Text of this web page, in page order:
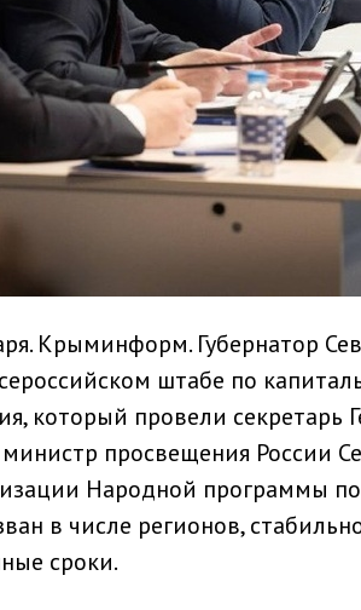
Крыминформ. Губернатор
штабе по
который провели секретарь
просвещения России
Народной программы по
в числе регионов,
сроки.